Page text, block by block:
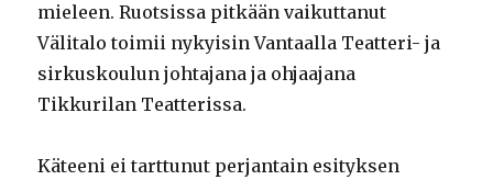
mieleen. Ruotsissa pitkään vaikuttanut
Välitalo toimii nykyisin Vantaalla Teatteri- ja
sirkuskoulun johtajana ja ohjaajana
Tikkurilan Teatterissa.
Käteeni ei tarttunut perjantain esityksen